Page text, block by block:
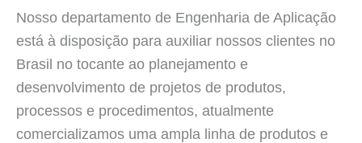
Nosso departamento de Engenharia de Aplicação
está à disposição para auxiliar nossos clientes no
Brasil no tocante ao planejamento e
desenvolvimento de projetos de produtos,
processos e procedimentos, atualmente
comercializamos uma ampla linha de produtos e